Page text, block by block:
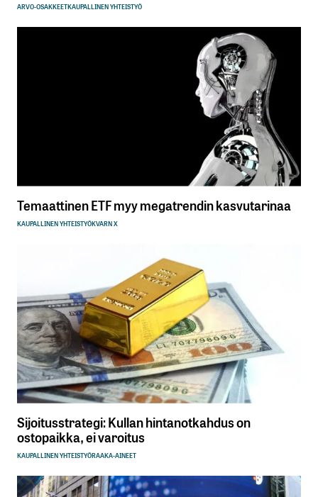
ARVO-OSAKKEETKAUPALLINEN YHTEISTYÖ
Temaattinen ETF myy megatrendin kasvutarinaa
KAUPALLINEN YHTEISTYÖKVARN X
Sijoitusstrategi: Kullan hintanotkahdus on
ostopaikka, ei varoitus
KAUPALLINEN YHTEISTYÖRAAKA-AINEET